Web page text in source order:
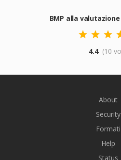
BMP alla
4.4 (10
About
Security
Formati
Help
Status